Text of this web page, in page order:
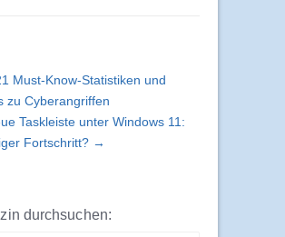
Must-Know-Statistiken und
zu Cyberangriffen
Taskleiste unter Windows 11:
Fortschritt? →
durchsuchen: